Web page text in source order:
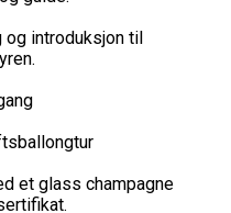
introduksjon til
et glass champagne